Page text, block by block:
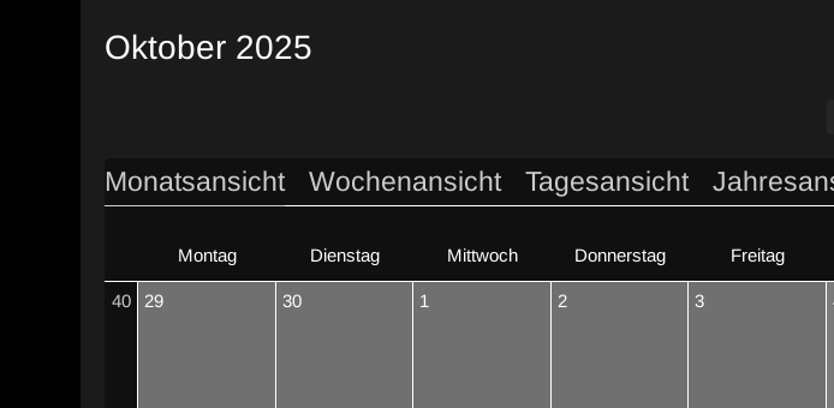
Oktober 2025
Monatsansicht Wochenansicht Tagesansicht
Montag Dienstag Mittwoch Donnerstag Freitag
40 29 30 1 2 3